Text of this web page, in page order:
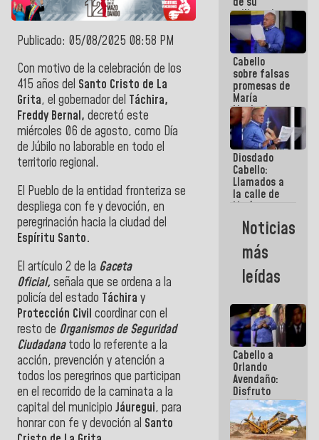
Publicado: 05/08/2025 08:58 PM
Con motivo de la celebración de los
415 años del Santo Cristo de La
Grita, el gobernador del Táchira,
Freddy Bernal, decretó este
miércoles 06 de agosto, como Día
de Júbilo no laborable en todo el
territorio regional.
El Pueblo de la entidad fronteriza se
despliega con fe y devoción, en
peregrinación hacia la ciudad del
Espíritu Santo.
El artículo 2 de la Gaceta
Oficial, señala que se ordena a la
policía del estado Táchira y
Protección Civil coordinar con el
resto de Organismos de Seguridad
Ciudadanatodo lo referente a la
acción, prevención y atención a
todos los peregrinos que participan
en el recorrido de la caminata a la
capital del municipio Jáuregui, para
honrar con fe y devoción al Santo
militancia
es la
organización
política más
sólida de
Venezuela
Cabello
sobre falsas
promesas de
María
Machado:
¿Quién le
puede creer?
¿Y la gente
que ella iba
a salvar en
La Guaira?
Diosdado
Cabello:
Llamados a
la calle de
María
Machado se
estrellaron
de frente
contra el
Pueblo
Noticias
más
leídas
Cabello a
Orlando
Avendaño:
Disfruto
cada vez
que escribes
porque lo